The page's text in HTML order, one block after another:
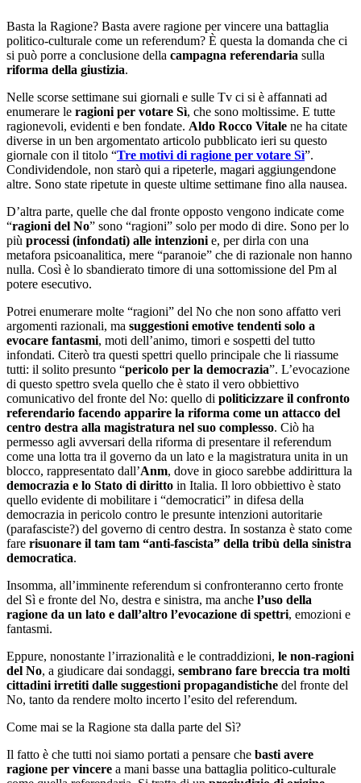
Basta la Ragione? Basta avere ragione per vincere una battaglia
politico-culturale come un referendum? È questa la domanda che ci
si può porre a conclusione della campagna referendaria sulla
riforma della giustizia.
Nelle scorse settimane sui giornali e sulle Tv ci si è affannati ad
enumerare le ragioni per votare Sì, che sono moltissime. E tutte
ragionevoli, evidenti e ben fondate. Aldo Rocco Vitale ne ha citate
diverse in un ben argomentato articolo pubblicato ieri su questo
giornale con il titolo “Tre motivi di ragione per votare Sì”.
Condividendole, non starò qui a ripeterle, magari aggiungendone
altre. Sono state ripetute in queste ultime settimane fino alla nausea.
D’altra parte, quelle che dal fronte opposto vengono indicate come
“ragioni del No” sono “ragioni” solo per modo di dire. Sono per lo
più processi (infondati) alle intenzioni e, per dirla con una
metafora psicoanalitica, mere “paranoie” che di razionale non hanno
nulla. Così è lo sbandierato timore di una sottomissione del Pm al
potere esecutivo.
Potrei enumerare molte “ragioni” del No che non sono affatto veri
argomenti razionali, ma suggestioni emotive tendenti solo a
evocare fantasmi, moti dell’animo, timori e sospetti del tutto
infondati. Citerò tra questi spettri quello principale che li riassume
tutti: il solito presunto “pericolo per la democrazia”. L’evocazione
di questo spettro svela quello che è stato il vero obbiettivo
comunicativo del fronte del No: quello di politicizzare il confronto
referendario facendo apparire la riforma come un attacco del
centro destra alla magistratura nel suo complesso. Ciò ha
permesso agli avversari della riforma di presentare il referendum
come una lotta tra il governo da un lato e la magistratura unita in un
blocco, rappresentato dall’Anm, dove in gioco sarebbe addirittura la
democrazia e lo Stato di diritto in Italia. Il loro obbiettivo è stato
quello evidente di mobilitare i “democratici” in difesa della
democrazia in pericolo contro le presunte intenzioni autoritarie
(parafasciste?) del governo di centro destra. In sostanza è stato come
fare risuonare il tam tam “anti-fascista” della tribù della sinistra
democratica.
Insomma, all’imminente referendum si confronteranno certo fronte
del Sì e fronte del No, destra e sinistra, ma anche l’uso della
ragione da un lato e dall’altro l’evocazione di spettri, emozioni e
fantasmi.
Eppure, nonostante l’irrazionalità e le contraddizioni, le non-ragioni
del No, a giudicare dai sondaggi, sembrano fare breccia tra molti
cittadini irretiti dalle suggestioni propagandistiche del fronte del
No, tanto da rendere molto incerto l’esito del referendum.
Come mai se la Ragione sta dalla parte del Sì?
Il fatto è che tutti noi siamo portati a pensare che basti avere
ragione per vincere a mani basse una battaglia politico-culturale